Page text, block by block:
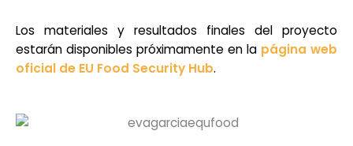
Los materiales y resultados finales del proyecto
estarán disponibles próximamente en la página web
oficial de EU Food Security Hub.